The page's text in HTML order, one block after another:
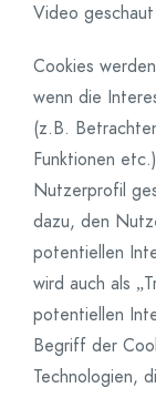
Video
Cookies
wenn die
(z.B.
Funktionen
Nutzerprofil
dazu, den
potentiellen
wird auch als
potentiellen
Begriff der
Technologien,